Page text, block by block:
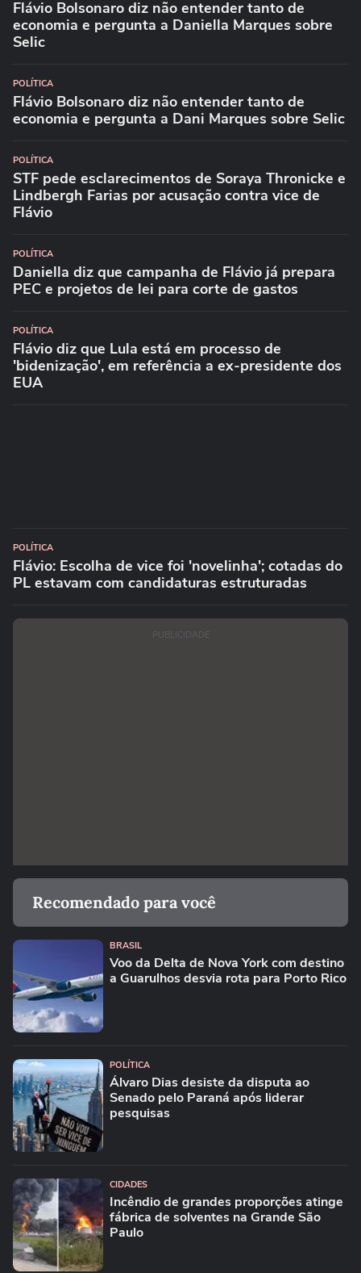
Flávio Bolsonaro diz não entender tanto de
economia e pergunta a Daniella Marques sobre
Selic
POLÍTICA
Flávio Bolsonaro diz não entender tanto de
economia e pergunta a Dani Marques sobre Selic
POLÍTICA
STF pede esclarecimentos de Soraya Thronicke e
Lindbergh Farias por acusação contra vice de
Flávio
POLÍTICA
Daniella diz que campanha de Flávio já prepara
PEC e projetos de lei para corte de gastos
POLÍTICA
Flávio diz que Lula está em processo de
'bidenização', em referência a ex-presidente dos
EUA
POLÍTICA
Flávio: Escolha de vice foi 'novelinha'; cotadas do
PL estavam com candidaturas estruturadas
PUBLICIDADE
Recomendado para você
BRASIL
Voo da Delta de Nova York com destino
a Guarulhos desvia rota para Porto Rico
POLÍTICA
Álvaro Dias desiste da disputa ao
Senado pelo Paraná após liderar
pesquisas
CIDADES
Incêndio de grandes proporções atinge
fábrica de solventes na Grande São
Paulo